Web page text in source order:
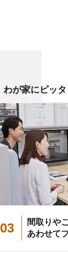
わが家にピッ
03
間取りや
あわせて